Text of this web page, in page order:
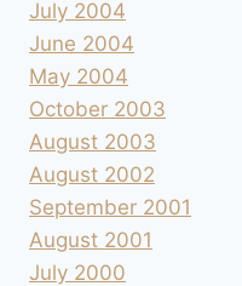
July 2004
June 2004
May 2004
October 2003
August 2003
August 2002
September 2001
August 2001
July 2000